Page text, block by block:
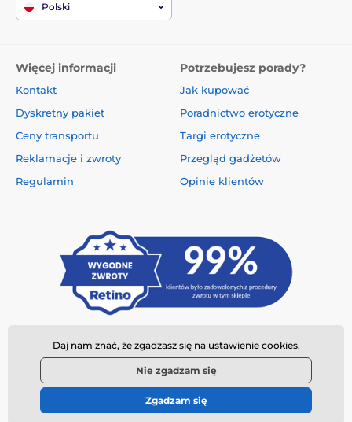
Polski
Więcej informacji
Kontakt
Dyskretny pakiet
Ceny transportu
Reklamacje i zwroty
Regulamin
Potrzebujesz porady?
Jak kupować
Poradnictwo erotyczne
Targi erotyczne
Przegląd gadżetów
Opinie klientów
© 2026 www.najtanszysexshop.pl ⦁ Utworzono e-sklep
Daj nam znać, że zgadzasz się na ustawieniecookies.
Nie zgadzam się
Zgadzam się